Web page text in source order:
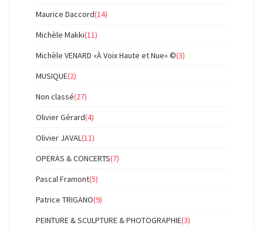
Maurice Daccord(14)
Michèle Makki(11)
Michèle VENARD «À Voix Haute et Nue» ©(3)
MUSIQUE(2)
Non classé(27)
Olivier Gérard(4)
Olivier JAVAL(11)
OPERAS & CONCERTS(7)
Pascal Framont(5)
Patrice TRIGANO(9)
PEINTURE & SCULPTURE & PHOTOGRAPHIE(3)